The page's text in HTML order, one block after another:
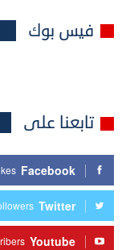
فيس بوك
تابعنا على
Facebook
Twitter
Youtube